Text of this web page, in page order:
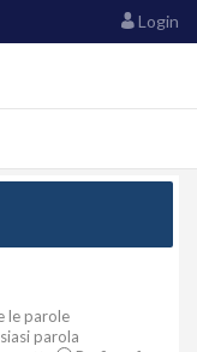
Login
le parole
parola